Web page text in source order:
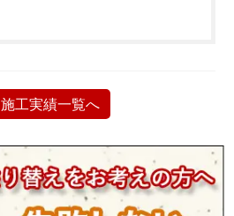
施工実績一覧へ